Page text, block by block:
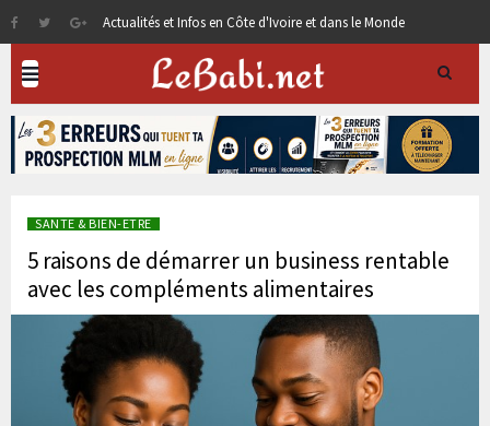
Actualités et Infos en Côte d'Ivoire et dans le Monde
SANTE & BIEN-ETRE
5 raisons de démarrer un business rentable
avec les compléments alimentaires